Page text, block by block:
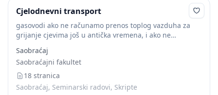
Cjelodnevni transport
gasovodi ako ne računamo prenos toplog vazduha za
grijanje cjevima još u antička vremena, i ako ne
destilacijom uglja u koksarama i gradskim plinarama,...
Saobraćaj
Saobraćajni fakultet
18 stranica
Saobraćaj, Seminarski radovi, Skripte